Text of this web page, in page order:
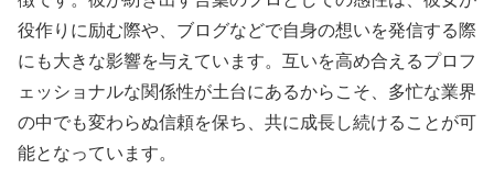
役作りに励む際や、ブログなどで自身の想いを発信する際
にも大きな影響を与えています。互いを高め合えるプロフ
ェッショナルな関係性が土台にあるからこそ、多忙な業界
の中でも変わらぬ信頼を保ち、共に成長し続けることが可
能となっています。